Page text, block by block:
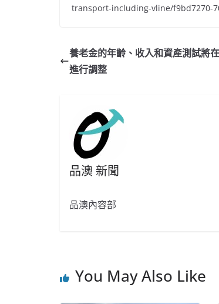
transport-including-vline/f9bd7270-
養老金的年齡、收入和資產測試將
進行調整
品澳 新聞
品澳內容部
You May Also Like